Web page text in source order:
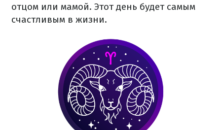
отцом или мамой. Этот день будет самым
счастливым в жизни.